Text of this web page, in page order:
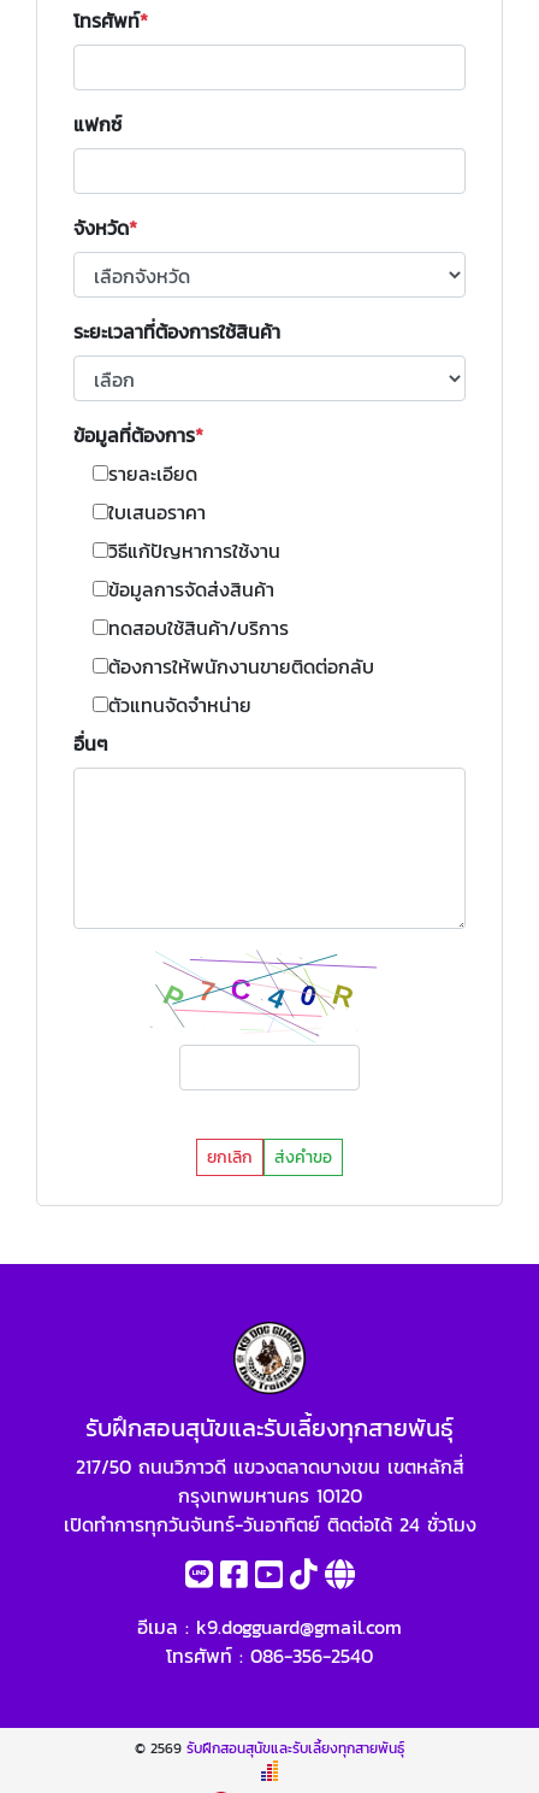
โทรศัพท์
แฟกซ์
จังหวัด
ระยะเวลาที่ต้องการใช้สินค้า
ข้อมูลที่ต้องการ
รายละเอียด
ใบเสนอราคา
วิธีแก้ปัญหาการใช้งาน
ข้อมูลการจัดส่งสินค้า
ทดสอบใช้สินค้า/บริการ
ต้องการให้พนักงานขายติดต่อกลับ
ตัวแทนจัดจำหน่าย
อื่นๆ
ยกเลิก ส่งคำขอ
รับฝึกสอนสุนัขและรับเลี้ยงทุกสายพันธุ์
217/50 ถนนวิภาวดี แขวงตลาดบางเขน เขตหลักสี่
กรุงเทพมหานคร 10120
เปิดทำการทุกวันจันทร์-วันอาทิตย์ ติดต่อได้ 24 ชั่วโมง
อีเมล : k9.dogguard@gmail.com
โทรศัพท์ : 086-356-2540
© 2569 รับฝึกสอนสุนัขและรับเลี้ยงทุกสายพันธุ์